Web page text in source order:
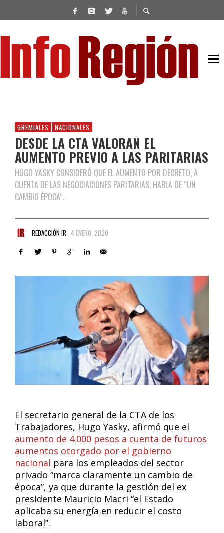
GREMIALES NACIONALES
DESDE LA CTA VALORAN EL
AUMENTO PREVIO A LAS PARITARIAS
HUGO YASKY CONSIDERÓ QUE EL AUMENTO POR DECRETO, A
CUENTA DE LAS NEGOCIACIONES PARITARIAS, HABLA DE “UN
CAMBIO ÉPOCA”.
REDACCIÓN IR 4 ENERO, 2020
El secretario general de la CTA de los
Trabajadores, Hugo Yasky, afirmó que el
aumento de 4.000 pesos a cuenta de futuros
aumentos otorgado por el gobierno
nacional para los empleados del sector
privado “marca claramente un cambio de
época”, ya que durante la gestión del ex
presidente Mauricio Macri “el Estado
aplicaba su energía en reducir el costo
laboral”.